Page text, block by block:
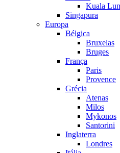
Kuala
Singapura
Europa
Bélgica
Bruxelas
Bruges
França
Paris
Provence
Grécia
Atenas
Milos
Mykonos
Santorini
Inglaterra
Londres